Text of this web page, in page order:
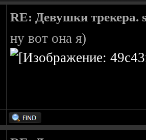
RE: Девушки трекера.
ну вот она я)